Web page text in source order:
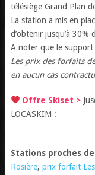
télésiège Grand Plan
La station a mis en
d’obtenir jusqu’à
A noter que le
Les prix des forfaits
en aucun cas
Offre Skiset >
LOCASKIM :
Stations proches
Rosière, prix forfait